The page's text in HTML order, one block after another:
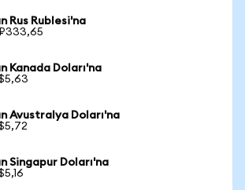
Rus Rublesi'na
Kanada Doları'na
Avustralya Doları'na
Singapur Doları'na